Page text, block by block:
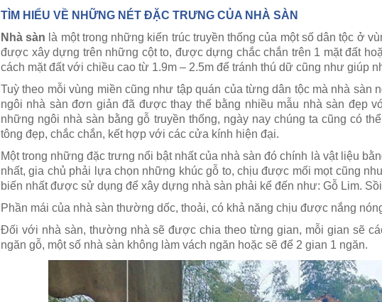
TÌM HIỂU VỀ NHỮNG NÉT ĐẶC TRƯNG CỦA NHÀ SÀN
Nhà sàn là một trong những kiến trúc truyền thống của một số dân tộc ở
được xây dựng trên những cột to, được dựng chắc chắn trên 1 mặt đất
cách mặt đất với chiều cao từ 1.9m – 2.5m để tránh thú dữ cũng như giúp
Tuỳ theo mỗi vùng miền cũng như tập quán của từng dân tộc mà nhà sàn
ngôi nhà sàn đơn giản đã được thay thế bằng nhiều mẫu nhà sàn đẹp
những ngôi nhà sàn bằng gỗ truyền thống, ngày nay chúng ta cũng có
tông đẹp, chắc chắn, kết hợp với các cửa kính hiện đại.
Một trong những đặc trưng nổi bật nhất của nhà sàn đó chính là vật liệu
nhất, gia chủ phải lựa chọn những khúc gỗ to, chịu được mối mọt cũng
biến nhất được sử dụng để xây dựng nhà sàn phải kể đến như: Gỗ Lim.
Phần mái của nhà sàn thường dốc, thoải, có khả năng chịu được nắng
Đối với nhà sàn, thường nhà sẽ được chia theo từng gian, mỗi gian sẽ
ngăn gỗ, một số nhà sàn không làm vách ngăn hoặc sẽ để 2 gian 1 ngăn.